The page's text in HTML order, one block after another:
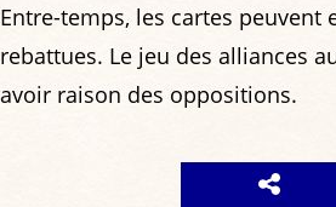
Entre-temps, les cartes peuvent
rebattues. Le jeu des alliances
avoir raison des oppositions.